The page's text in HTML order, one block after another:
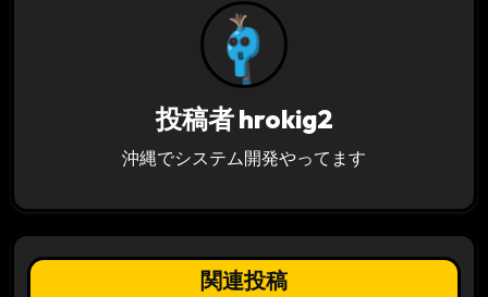
投稿者hrokig2
沖縄でシステム開発やってます
関連投稿